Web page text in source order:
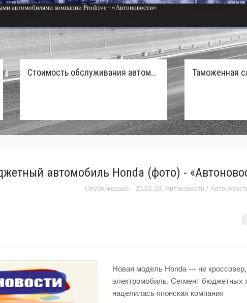
автомобилями компании Prodrive - «Автоновости»
передний привод России с бензиновым мотором - «Тюнинг и автоспорт»
Стоимость обслуживания автомобилей в России вырастет из-за дефицита кадров
автомобиль Honda (фото) -
23.02.20, Автоновости /
Новая модель Honda — не
электромобиль. Сегмент бюджетных
нацелилась японская компания